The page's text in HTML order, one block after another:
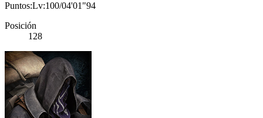
Puntos:Lv:100/04'01"94
Posición
128